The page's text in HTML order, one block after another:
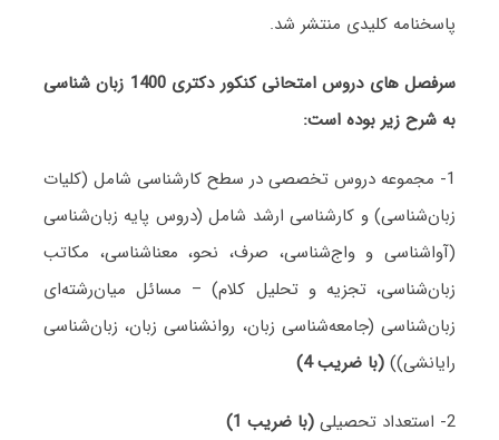
پاسخنامه کلیدی منتشر شد.
سرفصل های دروس امتحانی کنکور دکتری 1400 زبان ‌شناسی
به شرح زیر بوده است:
1- مجموعه دروس تخصصی در سطح کارشناسی شامل (کلیات
زبان‌شناسی) و کارشناسی ارشد شامل (دروس پایه زبان‌شناسی
(آواشناسی و واج‌شناسی، صرف، نحو، معناشناسی، مکاتب
زبان‌شناسی، تجزیه و تحلیل کلام) – مسائل میان‌رشته‌ای
زبان‌شناسی (جامعه‌شناسی زبان، روانشناسی زبان، زبان‌شناسی
رایانشی)) (با ضریب 4)
2- استعداد تحصیلی (با ضریب 1)